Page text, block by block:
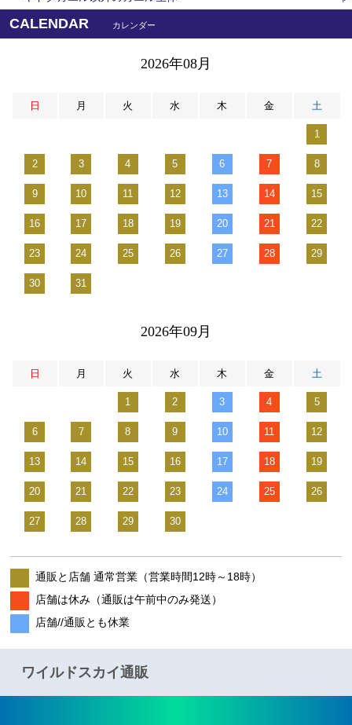
CALENDAR カレンダー
2026年08月
日 月 火 水 木 金 土
1
2 3 4 5 6 7 8
9 10 11 12 13 14 15
16 17 18 19 20 21 22
23 24 25 26 27 28 29
30 31
2026年09月
日 月 火 水 木 金 土
1 2 3 4 5
6 7 8 9 10 11 12
13 14 15 16 17 18 19
20 21 22 23 24 25 26
27 28 29 30
通販と店舗 通常営業（営業時間12時～18時）
店舗は休み（通販は午前中のみ発送）
店舗//通販とも休業
ワイルドスカイ通販